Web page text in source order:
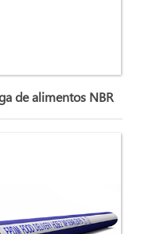
de alimentos NBR